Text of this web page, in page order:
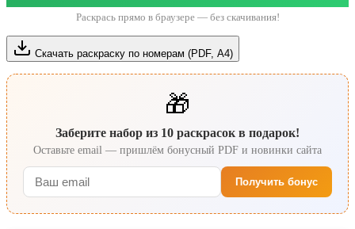
Раскрась прямо в браузере — без скачивания!
Скачать раскраску по номерам (PDF, А4)
🎁
Заберите набор из 10 раскрасок в подарок!
Оставьте email — пришлём бонусный PDF и новинки сайта
Получить бонус